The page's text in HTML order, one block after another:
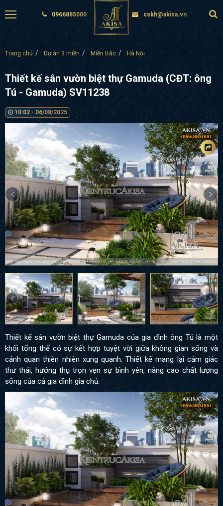
0966885000 cskh@akisa.vn
Trang chủ Dự án 3 miền Miền Bắc Hà Nội
Thiết kế sân vườn biệt thự Gamuda (CĐT: ông
Tú - Gamuda) SV11238
10:02 - 06/08/2025
Thiết kế sân vườn biệt thự Gamuda của gia đình ông Tú là một
khối tổng thể có sự kết hợp tuyệt vời giữa không gian sống và
cảnh quan thiên nhiên xung quanh. Thiết kế mang lại cảm giác
thư thái, hưởng thụ trọn vẹn sự bình yên, nâng cao chất lượng
sống của cả gia đình gia chủ.